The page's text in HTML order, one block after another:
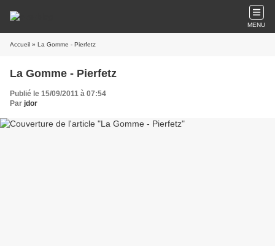
MENU
Accueil » La Gomme - Pierfetz
La Gomme - Pierfetz
Publié le 15/09/2011 à 07:54
Par jdor